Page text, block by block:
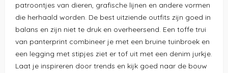
patroontjes van dieren, grafische lijnen en andere vormen
die herhaald worden. De best uitziende outfits zijn goed in
balans en zijn niet te druk en overheersend. Een toffe trui
van panterprint combineer je met een bruine tuinbroek en
een legging met stipjes ziet er tof uit met een denim jurkje.
Laat je inspireren door trends en kijk goed naar de bouw